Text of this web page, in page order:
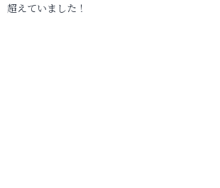
超えていました！